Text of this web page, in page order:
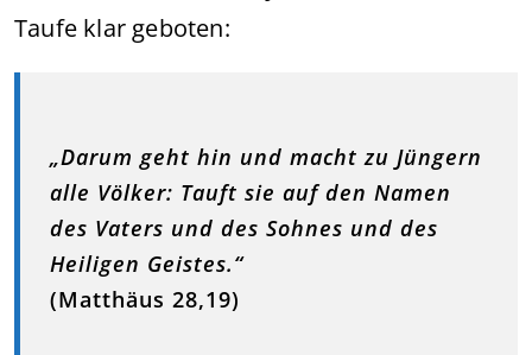
Taufe klar geboten:
„Darum geht hin und macht zu Jüngern
alle Völker: Tauft sie auf den Namen
des Vaters und des Sohnes und des
Heiligen Geistes.“
(Matthäus 28,19)